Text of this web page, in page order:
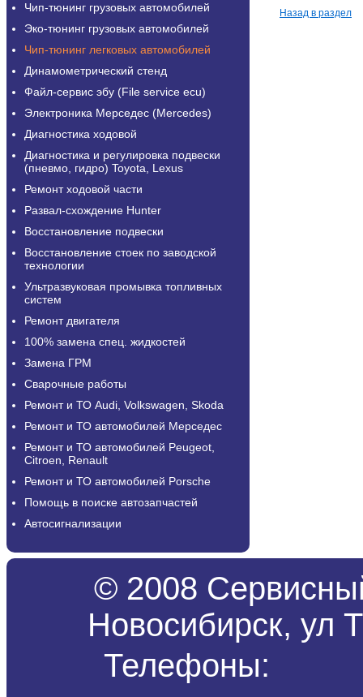
Чип-тюнинг грузовых автомобилей
Эко-тюнинг грузовых автомобилей
Чип-тюнинг легковых автомобилей
Динамометрический стенд
Файл-сервис эбу (File service ecu)
Электроника Мерседес (Mercedes)
Диагностика ходовой
Диагностика и регулировка подвески
(пневмо, гидро) Toyota, Lexus
Ремонт ходовой части
Развал-схождение Hunter
Восстановление подвески
Восстановление стоек по заводской
технологии
Ультразвуковая промывка топливных
систем
Ремонт двигателя
100% замена спец. жидкостей
Замена ГРМ
Сварочные работы
Ремонт и ТО Audi, Volkswagen, Skoda
Ремонт и ТО автомобилей Мерседес
Ремонт и ТО автомобилей Peugeot,
Citroen, Renault
Ремонт и ТО автомобилей Porsche
Помощь в поиске автозапчастей
Автосигнализации
Назад в раздел
© 2008
Новосибирск, ул
Телефоны: